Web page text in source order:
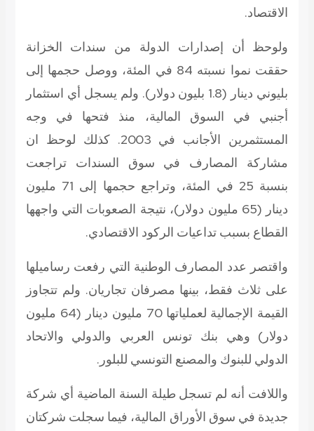
الاقتصاد.
ولوحظ أن إصدارات الدولة من سندات الخزانة
حققت نموا نسبته 84 في المئة، ووصل حجمها إلى
بليوني دينار (1.8 بليون دولار). ولم يسجل أي استثمار
أجنبي في السوق المالية، منذ فتحها في وجه
المستثمرين الأجانب في 2003. كذلك لوحظ ان
مشاركة المصارف في سوق السندات تراجعت
بنسبة 25 في المئة، وتراجع حجمها إلى 71 مليون
دينار (65 مليون دولار)، نتيجة الصعوبات التي واجهها
القطاع بسبب تداعيات الركود الاقتصادي.
واقتصر عدد المصارف الوطنية التي رفعت رساميلها
على ثلاث فقط، بينها مصرفان تجاريان. ولم تتجاوز
القيمة الإجمالية لعملياتها 70 مليون دينار (64 مليون
دولار) وهي بنك تونس العربي والدولي والاتحاد
الدولي للبنوك والمصنع التونسي للبلور.
واللافت أنه لم تسجل طيلة السنة الماضية أي شركة
جديدة في سوق الأوراق المالية، فيما سجلت شركتان